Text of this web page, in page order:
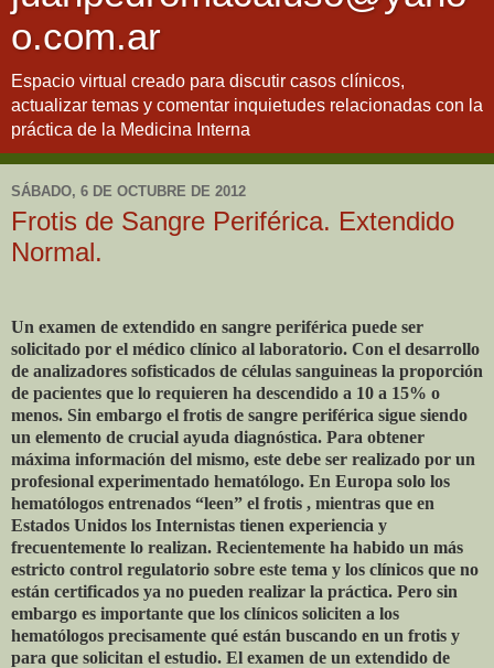
o.com.ar
Espacio virtual creado para discutir casos clínicos,
actualizar temas y comentar inquietudes relacionadas con la
práctica de la Medicina Interna
SÁBADO, 6 DE OCTUBRE DE 2012
Frotis de Sangre Periférica. Extendido
Normal.
Un examen de extendido en sangre periférica puede ser
solicitado por el médico clínico al laboratorio. Con el desarrollo
de analizadores sofisticados de células sanguineas la proporción
de pacientes que lo requieren ha descendido a 10 a 15% o
menos. Sin embargo el frotis de sangre periférica sigue siendo
un elemento de crucial ayuda diagnóstica. Para obtener
máxima información del mismo, este debe ser realizado por un
profesional experimentado hematólogo. En Europa solo los
hematólogos entrenados “leen” el frotis , mientras que en
Estados Unidos los Internistas tienen experiencia y
frecuentemente lo realizan. Recientemente ha habido un más
estricto control regulatorio sobre este tema y los clínicos que no
están certificados ya no pueden realizar la práctica. Pero sin
embargo es importante que los clínicos soliciten a los
hematólogos precisamente qué están buscando en un frotis y
para que solicitan el estudio. El examen de un extendido de